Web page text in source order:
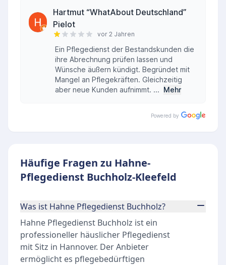
Hartmut “WhatAbout Deutschland”
Pielot
vor 2 Jahren
Ein Pflegedienst der Bestandskunden die
ihre Abrechnung prüfen lassen und
Wünsche äußern kündigt. Begründet mit
Mangel an Pflegekräften. Gleichzeitig
aber neue Kunden aufnimmt. ... Mehr
Powered by
Häufige Fragen zu Hahne-
Pflegedienst Buchholz-Kleefeld
Was ist Hahne Pflegedienst Buchholz?
Hahne Pflegedienst Buchholz ist ein
professioneller häuslicher Pflegedienst
mit Sitz in Hannover. Der Anbieter
ermöglicht es pflegebedürftigen